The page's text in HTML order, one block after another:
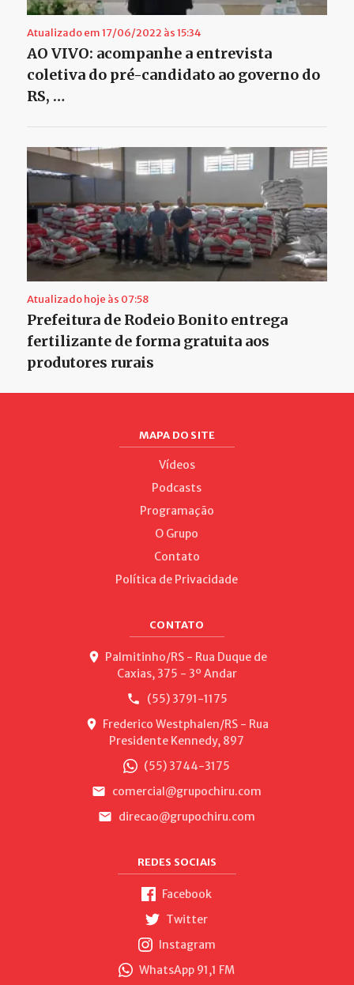
Atualizado em 17/06/2022 às 15:34
AO VIVO: acompanhe a entrevista
coletiva do pré-candidato ao governo do
RS, …
Atualizado hoje às 07:58
Prefeitura de Rodeio Bonito entrega
fertilizante de forma gratuita aos
produtores rurais
MAPA DO SITE
Vídeos
Podcasts
Programação
O Grupo
Contato
Política de Privacidade
CONTATO
Palmitinho/RS - Rua Duque de
Caxias, 375 - 3º Andar
(55) 3791-1175
Frederico Westphalen/RS - Rua
Presidente Kennedy, 897
(55) 3744-3175
comercial@grupochiru.com
direcao@grupochiru.com
REDES SOCIAIS
Facebook
Twitter
Instagram
WhatsApp 91,1 FM